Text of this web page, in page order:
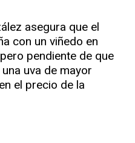
asegura que el
con un viñedo en
pendiente de que
uva de mayor
el precio de la